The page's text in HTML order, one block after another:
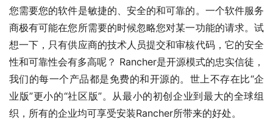
您需要您的软件是敏捷的、安全的和可靠的。一个软件服务
商极有可能在您所需要的时候忽略您对某一功能的请求。试
想一下，只有供应商的技术人员提交和审核代码，它的安全
性和可靠性会有多高呢？ Rancher是开源模式的忠实信徒，
我们的每一个产品都是免费的和开源的。世上不存在比“企
业版”更小的“社区版”。从最小的初创企业到最大的全球组
织，所有的企业均可享受安装Rancher所带来的好处。